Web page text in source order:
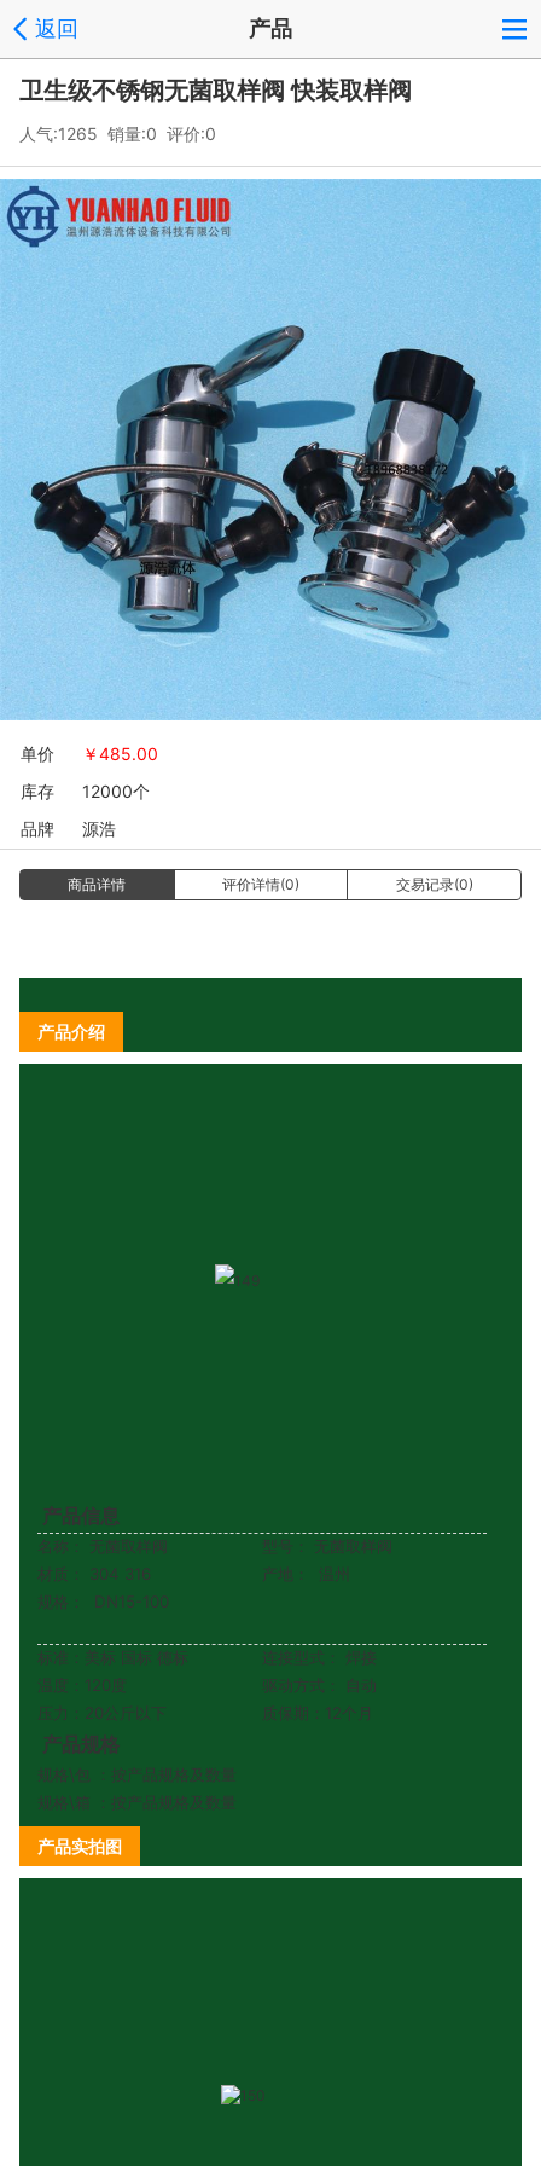
返回 产品
卫生级不锈钢无菌取样阀 快装取样阀
人气:1265 销量:0 评价:0
单价 ￥485.00
库存
12000个
品牌
源浩
商品详情 评价详情(0) 交易记录(0)
产品介绍
产品信息
名称： 无菌取样阀
型号： 无菌取样阀
材质：
304 316 产地：
温州
规格：
DN15-100
标准：美标 国标 德标 连接型式：
焊接
温度：120度
驱动方式：
自动
压力：20公斤以下
质保期：12个月
产品规格
规格\包
：按产品规格及数量
规格\箱
：按产品规格及数量
产品实拍图